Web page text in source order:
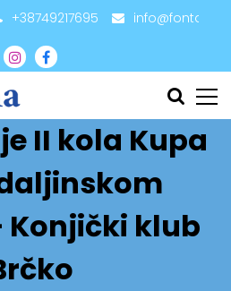
+38749217695
II kola Kupa
klub